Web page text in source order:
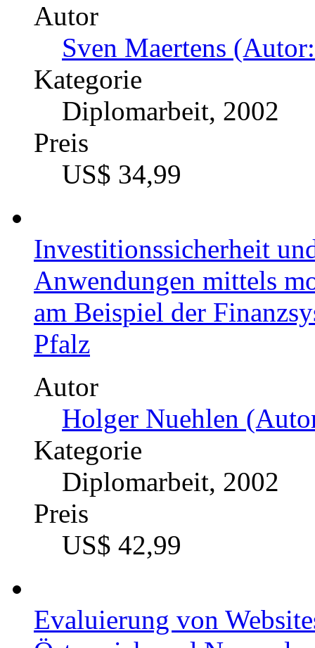
Autor
Sven Maertens
Kategorie
Diplomarbeit, 2002
Preis
US$ 34,99
Investitionssicherheit
Anwendungen mittels
am Beispiel der
Pfalz
Autor
Holger Nuehlen
Kategorie
Diplomarbeit, 2002
Preis
US$ 42,99
Evaluierung von